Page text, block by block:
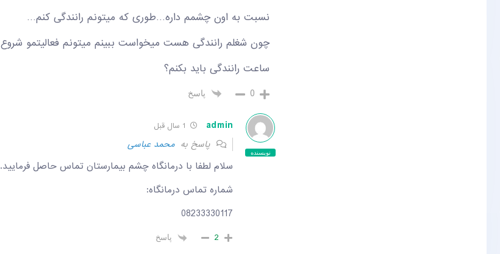
نسبت به اون چشمم داره…طوری که میتونم رانندگی کنم…
ساعت رانندگی باید بکنم؟
0 پاسخ
نویسنده
admin
پاسخ بهمحمد عباسی
سلام لطفا با درمانگاه چشم بیمارستان تماس حاصل فرمایید.
شماره تماس درمانگاه:
08233330117
2 پاسخ